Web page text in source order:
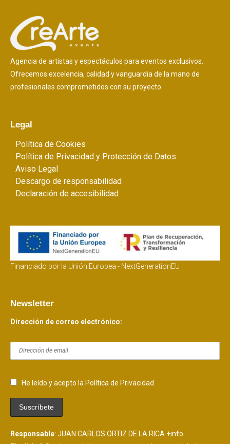
Agencia de artistas y espectáculos para eventos exclusivos.
Ofrecemos excelencia, calidad y vanguardia de la mano de
profesionales comprometidos con su proyecto.
Legal
Política de Cookies
Política de Privacidad y Protección de Datos
Aviso Legal
Descargo de responsabilidad
Declaración de accesibilidad
Financiado por la Unión Europea - NextGenerationEU
Newsletter
Dirección de correo electrónico:
He leído y acepto la Política de Privacidad
Responsable: JUAN CARLOS ORTIZ DE LA RICA +info